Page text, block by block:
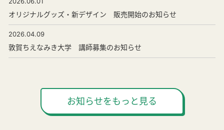
オリジナルグッズ・新デザイン 販売開始のお知らせ
2026.04.09
敦賀ちえなみき大学 講師募集のお知らせ
お知らせをもっと見る